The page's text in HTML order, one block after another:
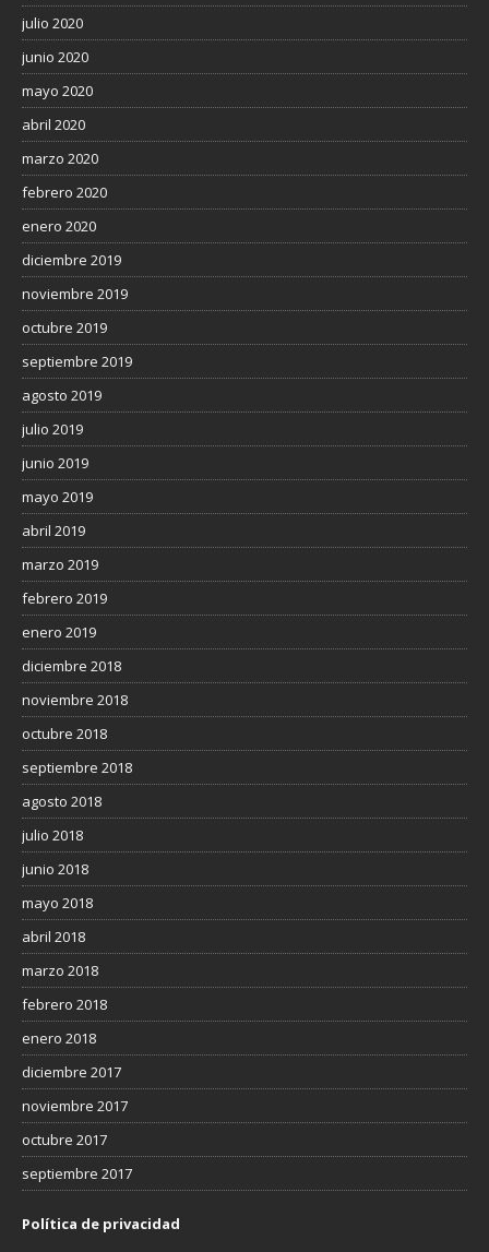
julio 2020
junio 2020
mayo 2020
abril 2020
marzo 2020
febrero 2020
enero 2020
diciembre 2019
noviembre 2019
octubre 2019
septiembre 2019
agosto 2019
julio 2019
junio 2019
mayo 2019
abril 2019
marzo 2019
febrero 2019
enero 2019
diciembre 2018
noviembre 2018
octubre 2018
septiembre 2018
agosto 2018
julio 2018
junio 2018
mayo 2018
abril 2018
marzo 2018
febrero 2018
enero 2018
diciembre 2017
noviembre 2017
octubre 2017
septiembre 2017
Política de privacidad